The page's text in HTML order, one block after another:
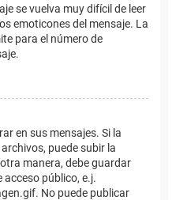
se vuelva muy difícil de leer
emoticones del mensaje. La
para el número de
en sus mensajes. Si la
puede subir la
manera, debe guardar
público, e.j.
No puede publicar